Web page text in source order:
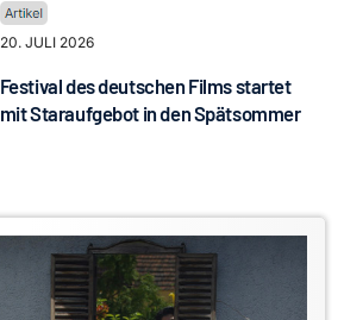
20. JULI 2026
Festival des deutschen Films startet
mit Staraufgebot in den Spätsommer